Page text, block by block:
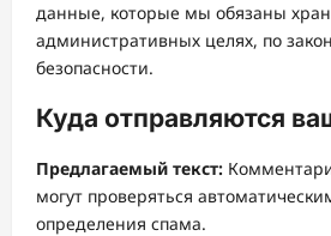
данные, которые мы обязаны
административных целях, по
безопасности.
Куда отправляются
Предлагаемый текст:
могут проверяться
определения спама.